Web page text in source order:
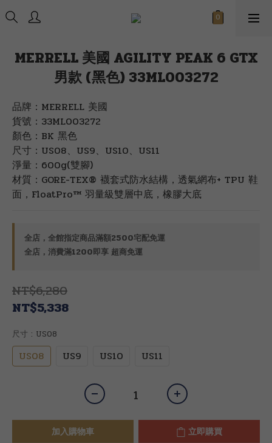
MERRELL 美國 AGILITY PEAK 6 GTX
男款 (黑色) 33ML003272
品牌：MERRELL 美國
貨號：33ML003272
顏色：BK 黑色
尺寸：US08、US9、US10、US11
淨量：600g(雙腳)
材質：GORE-TEX® 襪套式防水結構，透氣網布+ TPU 鞋
面，FloatPro™ 羽量級雙層中底，橡膠大底
全店，全館指定商品滿額2500宅配免運
全店，消費滿1200即享 超商免運
NT$6,280
NT$5,338
尺寸 : US08
US08 US9 US10 US11
加入購物車 立即購買